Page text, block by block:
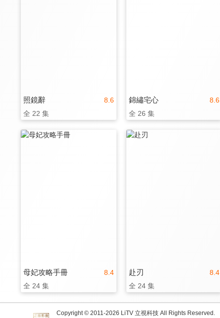
8.6
照鏡辭
全 22 集
8.6
錦繡宅心
全 26 集
8.4
母妃攻略手冊
全 24 集
8.4
赴刃
全 24 集
Copyright © 2011-2026 LiTV 立視科技 All Rights Reserved.